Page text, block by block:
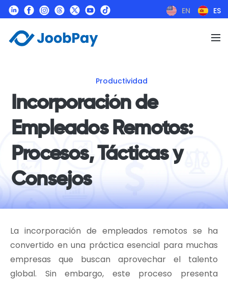
EN ES
Productividad
Incorporación de
Empleados Remotos:
Procesos, Tácticas y
Consejos
La incorporación de empleados remotos se ha
convertido en una práctica esencial para muchas
empresas que buscan aprovechar el talento
global. Sin embargo, este proceso presenta